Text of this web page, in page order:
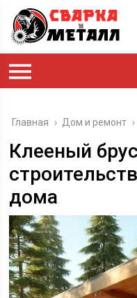
Главная › Дом и ремонт ›
Клееный
дома